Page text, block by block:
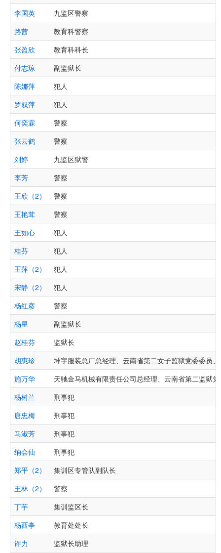
李国英
九监区警察
路茜
教育科警察
张盈欣
教育科科长
付志琼
副监狱长
陈娜萍
犯人
罗双萍
犯人
何奕霖
警察
张云鹤
警察
刘婷
九监区狱警
李芳
警察
王欣（2）
警察
王艳茸
警察
王如心
犯人
桂芬
犯人
王萍（2）
犯人
宋静（2）
犯人
杨红彦
警察
杨星
副监狱长
赵桂芬
监狱长
胡惠珍
坤宇服装总厂总经理、云南省第二女子监狱党委委员
施万华
天驰金马机械有限责任公司总经理、云南省第二监狱
杨树兰
刑事犯
唐忠梅
刑事犯
马淑芳
刑事犯
纳会仙
刑事犯
郑平（2）
集训区专管队副队长
王林（2）
警察
丁芋
集训监区长
杨西亭
教育处处长
许力
监狱长助理